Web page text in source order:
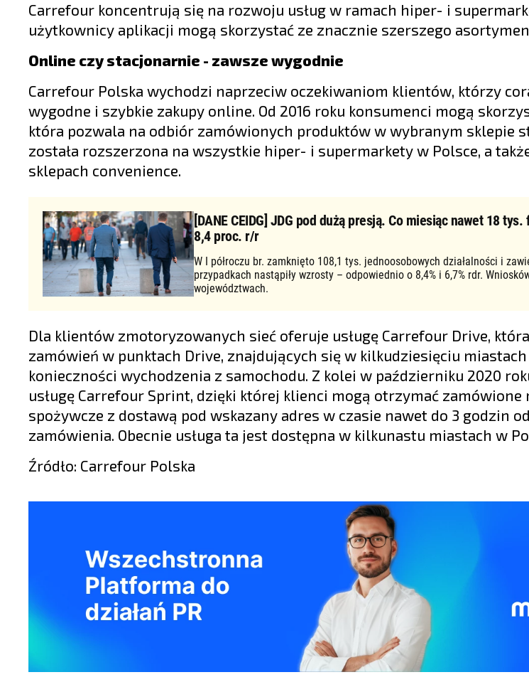
Carrefour koncentrują się na rozwoju usług w ramach hiper- i
użytkownicy aplikacji mogą skorzystać ze znacznie szerszego
Online czy stacjonarnie - zawsze wygodnie
Carrefour Polska wychodzi naprzeciw oczekiwaniom klientów, którzy
wygodne i szybkie zakupy online. Od 2016 roku konsumenci mogą
która pozwala na odbiór zamówionych produktów w wybranym sklepie
została rozszerzona na wszystkie hiper- i supermarkety w Polsce, a
sklepach convenience.
[DANE CEIDG] JDG pod dużą presją. Co miesiąc nawet 18
8,4 proc. r/r
W I półroczu br. zamknięto 108,1 tys. jednoosobowych działalności i
przypadkach nastąpiły wzrosty – odpowiednio o 8,4% i 6,7% rdr.
województwach.
Dla klientów zmotoryzowanych sieć oferuje usługę Carrefour Drive,
zamówień w punktach Drive, znajdujących się w kilkudziesięciu miastach
konieczności wychodzenia z samochodu. Z kolei w październiku 2020
usługę Carrefour Sprint, dzięki której klienci mogą otrzymać
spożywcze z dostawą pod wskazany adres w czasie nawet do 3 godzin
zamówienia. Obecnie usługa ta jest dostępna w kilkunastu miastach w
Źródło: Carrefour Polska